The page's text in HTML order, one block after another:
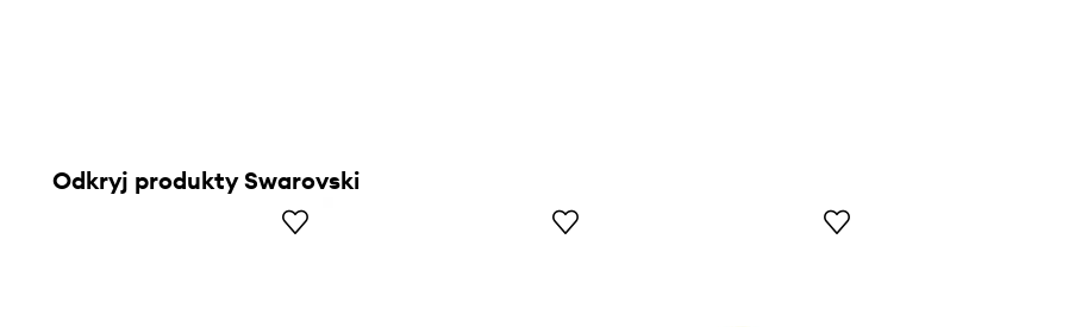
Odkryj produkty Swarovski